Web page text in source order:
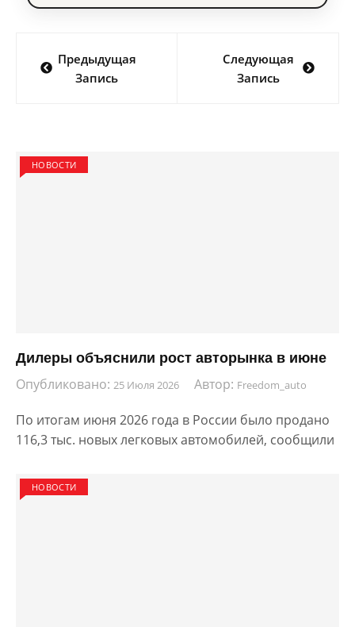
по
Предыдущая
Запись
Следующая
Запись
НОВОСТИ
Дилеры объяснили рост авторынка в июне
Опубликовано: 25 Июля 2026 Автор: Freedom_auto
По итогам июня 2026 года в России было продано
116,3 тыс. новых легковых автомобилей, сообщили
НОВОСТИ